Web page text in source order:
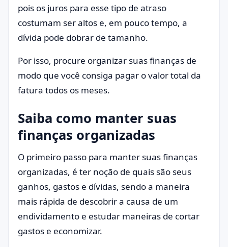
pois os juros para esse tipo de atraso
costumam ser altos e, em pouco tempo, a
dívida pode dobrar de tamanho.
Por isso, procure organizar suas finanças de
modo que você consiga pagar o valor total da
fatura todos os meses.
Saiba como manter suas
finanças organizadas
O primeiro passo para manter suas finanças
organizadas, é ter noção de quais são seus
ganhos, gastos e dívidas, sendo a maneira
mais rápida de descobrir a causa de um
endividamento e estudar maneiras de cortar
gastos e economizar.